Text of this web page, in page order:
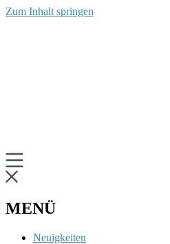
Zum Inhalt springen
MENÜ
Neuigkeiten